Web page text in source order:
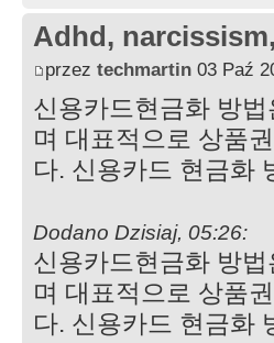
Adhd,
przez techmartin 03 Paź
신용카드현금화 방
며 대표적으로 상품
다. 신용카드 현금화
Dodano Dzisiaj, 05:26:
신용카드현금화 방
며 대표적으로 상품
다. 신용카드 현금화